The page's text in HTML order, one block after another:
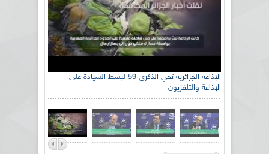
الإذاعة الجزائرية تحي الذكرى 59 لبسط السيادة على
الإذاعة والتلفزيون